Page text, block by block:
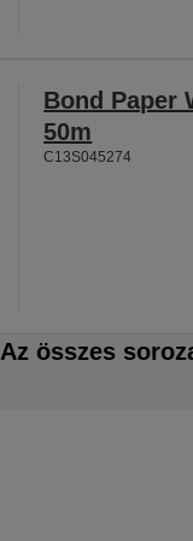
Bond Paper
50m
C13S045274
Az összes